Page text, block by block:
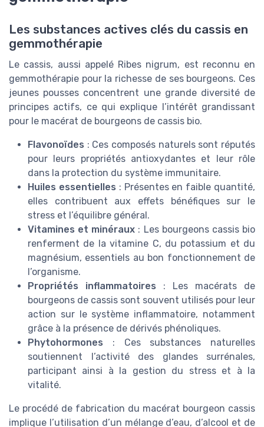
Les substances actives clés du cassis en
gemmothérapie
Le cassis, aussi appelé Ribes nigrum, est reconnu en
gemmothérapie pour la richesse de ses bourgeons. Ces
jeunes pousses concentrent une grande diversité de
principes actifs, ce qui explique l’intérêt grandissant
pour le macérat de bourgeons de cassis bio.
Flavonoïdes : Ces composés naturels sont réputés
pour leurs propriétés antioxydantes et leur rôle
dans la protection du système immunitaire.
Huiles essentielles : Présentes en faible quantité,
elles contribuent aux effets bénéfiques sur le
stress et l’équilibre général.
Vitamines et minéraux : Les bourgeons cassis bio
renferment de la vitamine C, du potassium et du
magnésium, essentiels au bon fonctionnement de
l’organisme.
Propriétés inflammatoires : Les macérats de
bourgeons de cassis sont souvent utilisés pour leur
action sur le système inflammatoire, notamment
grâce à la présence de dérivés phénoliques.
Phytohormones : Ces substances naturelles
soutiennent l’activité des glandes surrénales,
participant ainsi à la gestion du stress et à la
vitalité.
Le procédé de fabrication du macérat bourgeon cassis
implique l’utilisation d’un mélange d’eau, d’alcool et de